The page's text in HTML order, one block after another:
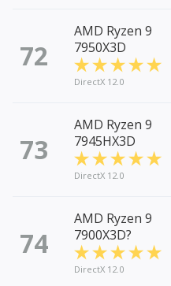
72
AMD Ryzen 9
7950X3D
DirectX 12.0
73
AMD Ryzen 9
7945HX3D
DirectX 12.0
74
AMD Ryzen 9
7900X3D?
DirectX 12.0